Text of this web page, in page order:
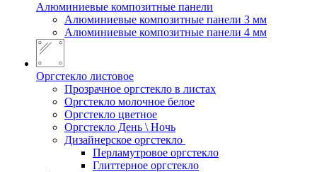
Алюминиевые композитные панели
Алюминиевые композитные панели 3 мм
Алюминиевые композитные панели 4 мм
Оргстекло листовое
Прозрачное оргстекло в листах
Оргстекло молочное белое
Оргстекло цветное
Оргстекло День \ Ночь
Дизайнерское оргстекло
Перламутровое оргстекло
Глиттерное оргстекло